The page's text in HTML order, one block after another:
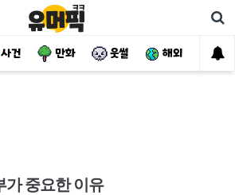
사건 만화 웃썰 해외 핫
가 중요한 이유